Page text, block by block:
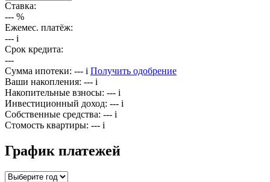
Ставка:
--- %
Ежемес. платёж:
--- i
Срок кредита:
---
Сумма ипотеки: --- i Получить одобрение
Ваши накопления: --- i
Накопительные взносы: --- i
Инвестиционный доход: --- i
Собственные средства: --- i
Стомость квартиры: --- i
График платежей